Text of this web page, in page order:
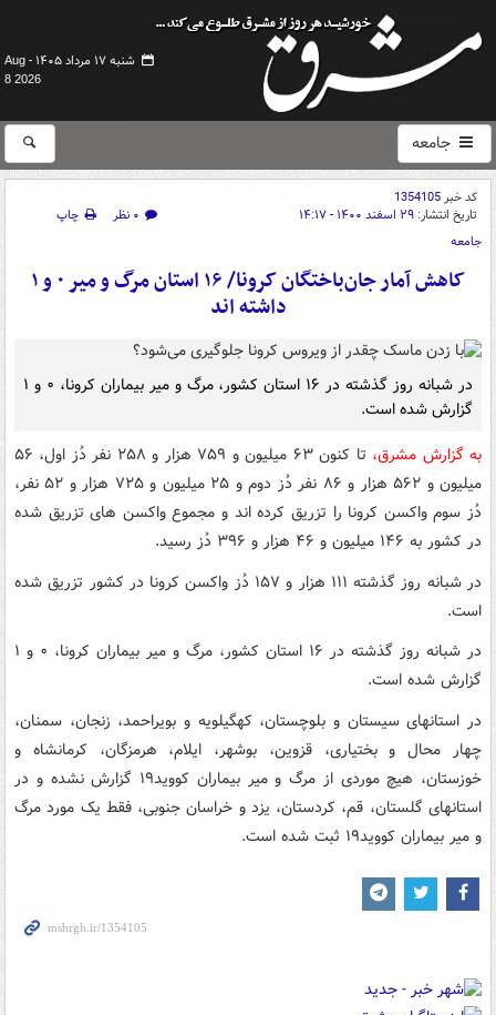
شنبه ۱۷ مرداد ۱۴۰۵ -
Aug
8 2026
جامعه
کد خبر1354105
تاریخ انتشار: ۲۹ اسفند ۱۴۰۰ - ۱۴:۱۷ ۰ نظر
چاپ
جامعه
کاهش آمار جان‌باختگان کرونا/ ۱۶ استان مرگ و میر ۰ و ۱
داشته اند
در شبانه روز گذشته در ۱۶ استان کشور، مرگ و میر بیماران کرونا، ۰ و ۱
گزارش شده است.
به گزارش مشرق،
تا کنون ۶۳ میلیون و ۷۵۹ هزار و ۲۵۸ نفر دُز اول، ۵۶
میلیون و ۵۶۲ هزار و ۸۶ نفر دُز دوم و ۲۵ میلیون و ۷۲۵ هزار و ۵۲ نفر،
دُز سوم واکسن کرونا را تزریق کرده اند و مجموع واکسن های تزریق شده
در کشور به ۱۴۶ میلیون و ۴۶ هزار و ۳۹۶ دُز رسید.
در شبانه روز گذشته ۱۱۱ هزار و ۱۵۷ دُز واکسن کرونا در کشور تزریق شده
است.
در شبانه روز گذشته در ۱۶ استان کشور، مرگ و میر بیماران کرونا، ۰ و ۱
گزارش شده است.
در استانهای سیستان و بلوچستان، کهگیلویه و بویراحمد، زنجان، سمنان،
چهار محال و بختیاری، قزوین، بوشهر، ایلام، هرمزگان، کرمانشاه و
خوزستان، هیچ موردی از مرگ و میر بیماران کووید۱۹ گزارش نشده و در
استانهای گلستان، قم، کردستان، یزد و خراسان جنوبی، فقط یک مورد مرگ
و میر بیماران کووید۱۹ ثبت شده است.